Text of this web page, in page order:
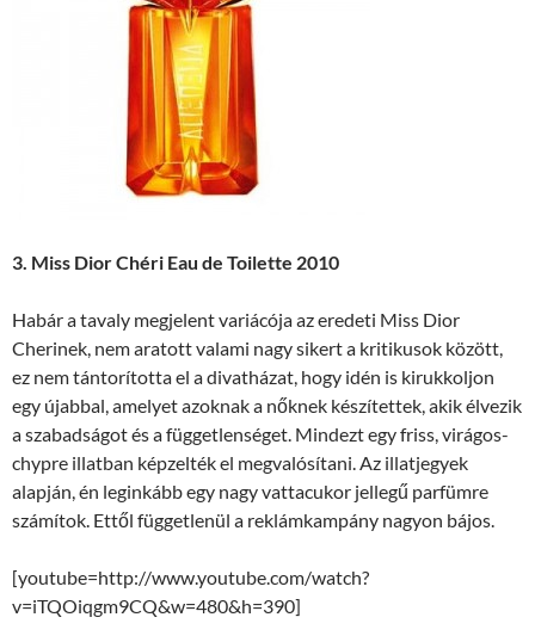
3. Miss Dior Chéri Eau de Toilette 2010
Habár a tavaly megjelent variácója az eredeti Miss Dior
Cherinek, nem aratott valami nagy sikert a kritikusok között,
ez nem tántorította el a divatházat, hogy idén is kirukkoljon
egy újabbal, amelyet azoknak a nőknek készítettek, akik élvezik
a szabadságot és a függetlenséget. Mindezt egy friss, virágos-
chypre illatban képzelték el megvalósítani. Az illatjegyek
alapján, én leginkább egy nagy vattacukor jellegű parfümre
számítok. Ettől függetlenül a reklámkampány nagyon bájos.
[youtube=http://www.youtube.com/watch?
v=iTQOiqgm9CQ&w=480&h=390]